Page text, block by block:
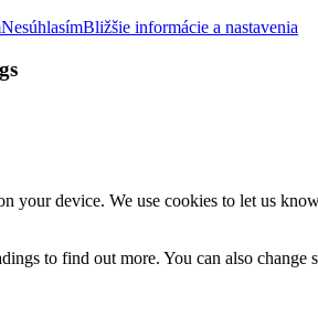
NesúhlasímBližšie informácie a nastavenia
your device. We use cookies to let us
to find out more. You can also